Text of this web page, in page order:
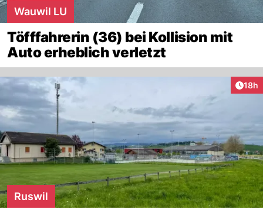
Wauwil LU
Töfffahrerin (36) bei Kollision mit
Auto erheblich verletzt
18h
Ruswil